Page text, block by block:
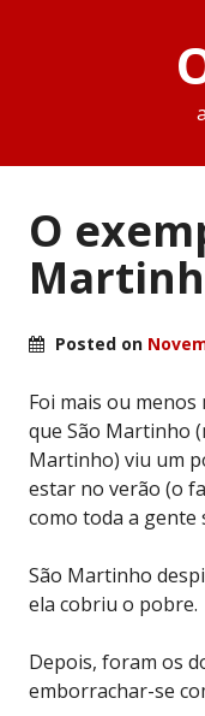
O
Posted on
Foi mais ou
que São Martinho
Martinho) viu um
estar no verão (o
como toda a gente
São Martinho
ela cobriu o pobre.
Depois, foram os
emborrachar-se